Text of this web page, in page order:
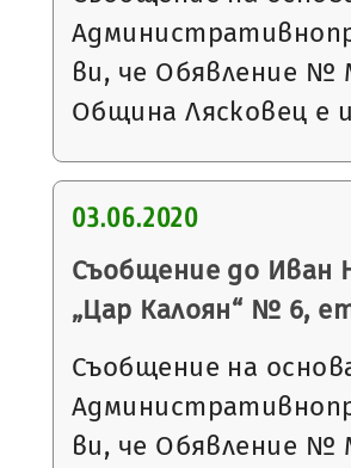
ви, че Обявление №
Община Лясковец е
03.06.2020
Съобщение до Иван
„Цар Калоян“ № 6,
Съобщение на
ви, че Обявление №